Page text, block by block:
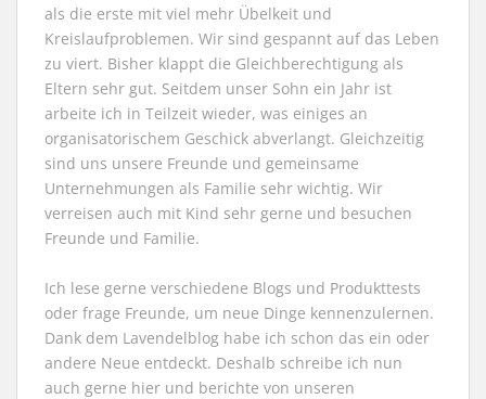
als die erste mit viel mehr Übelkeit und
Kreislaufproblemen. Wir sind gespannt auf das Leben
zu viert. Bisher klappt die Gleichberechtigung als
Eltern sehr gut. Seitdem unser Sohn ein Jahr ist
arbeite ich in Teilzeit wieder, was einiges an
organisatorischem Geschick abverlangt. Gleichzeitig
sind uns unsere Freunde und gemeinsame
Unternehmungen als Familie sehr wichtig. Wir
verreisen auch mit Kind sehr gerne und besuchen
Freunde und Familie.
Ich lese gerne verschiedene Blogs und Produkttests
oder frage Freunde, um neue Dinge kennenzulernen.
Dank dem Lavendelblog habe ich schon das ein oder
andere Neue entdeckt. Deshalb schreibe ich nun
auch gerne hier und berichte von unseren